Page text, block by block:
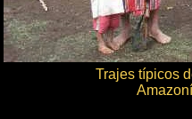
Trajes típicos